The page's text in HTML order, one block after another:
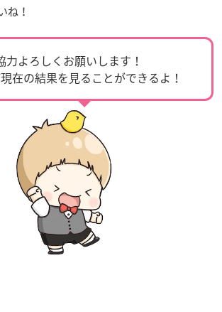
ね！
力よろしくお願いします！
在の結果を見ることができるよ！